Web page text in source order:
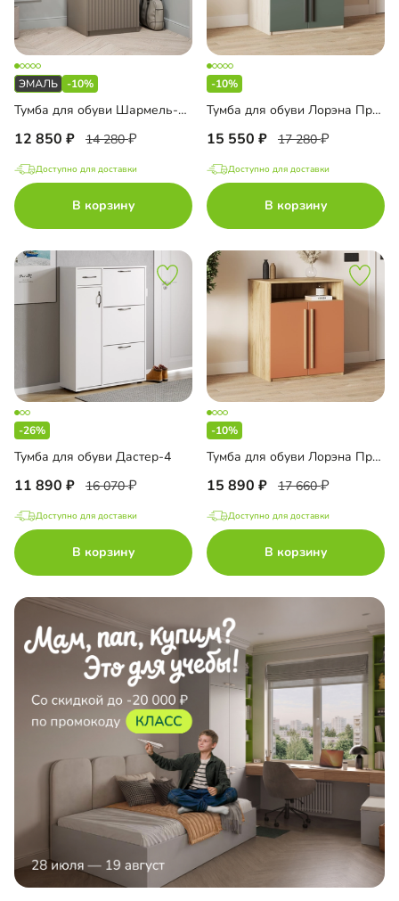
-10%
Тумба для обуви Шармель-1 Лайф Эмаль
12 850 14 280
Доступно для доставки
В корзину
-10%
Тумба для обуви Лорэна Премиум
15 550 17 280
Доступно для доставки
В корзину
-26%
Тумба для обуви Дастер-4
11 890 16 070
Доступно для доставки
В корзину
-10%
Тумба для обуви Лорэна Премиум Эко
15 890 17 660
Доступно для доставки
В корзину